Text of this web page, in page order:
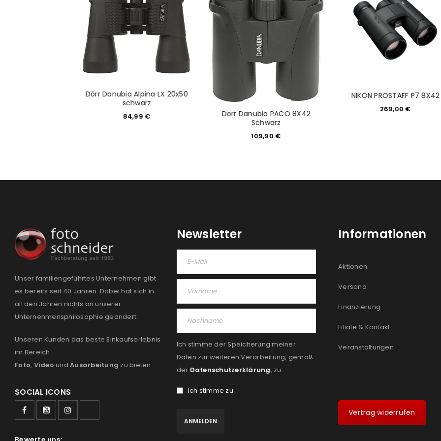
Anmeldeformular geschützt durchWP Captcha
Angemeldet bleiben
ANMELDEN
PASSWORT VERGESSEN?
Please select all the ways
Ich stimme zu
Ja, ich möchte ein
REGISTRIEREN
Dörr Danubia Alpina LX 20x50
schwarz
84,99 €
Dörr Danubia PACO 8X42
Schwarz
109,90 €
NIKON PROSTAFF P7 8X42
269,00€
Unser familiengeführtes Unternehmen gibt
es bereits seit 40 Jahren. Dabei hat sich in
all den Jahren nichts an unserer
Unternehmensphilosophie geändert:
Unseren Kunden das beste Einkaufserlebnis
im Bereich
Foto, Video und Ausarbeitung zu bieten.
SOCIAL ICONS
Newsletter
Ich stimme der Speicherung meiner
Daten zur weiteren Verarbeitung, gemäß
der Datenschutzerklärung, zu:
Ich stimme zu
Informationen
Aktionen
Versand
Finanzierung
Filiale & Kontakt
Veranstaltungen
Vertrag widerrufen